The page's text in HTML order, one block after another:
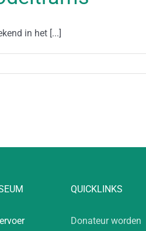
in het [...]
QUICKLINKS
Donateur worden